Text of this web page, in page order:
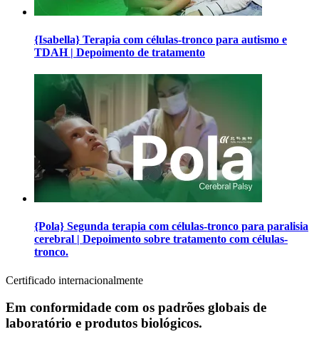
{Isabella} Terapia com células-tronco para autismo e
TDAH | Depoimento de tratamento
{Pola} Segunda terapia com células-tronco para paralisia
cerebral | Depoimento sobre tratamento com células-
tronco.
Certificado internacionalmente
Em conformidade com os padrões globais de
laboratório e produtos biológicos.